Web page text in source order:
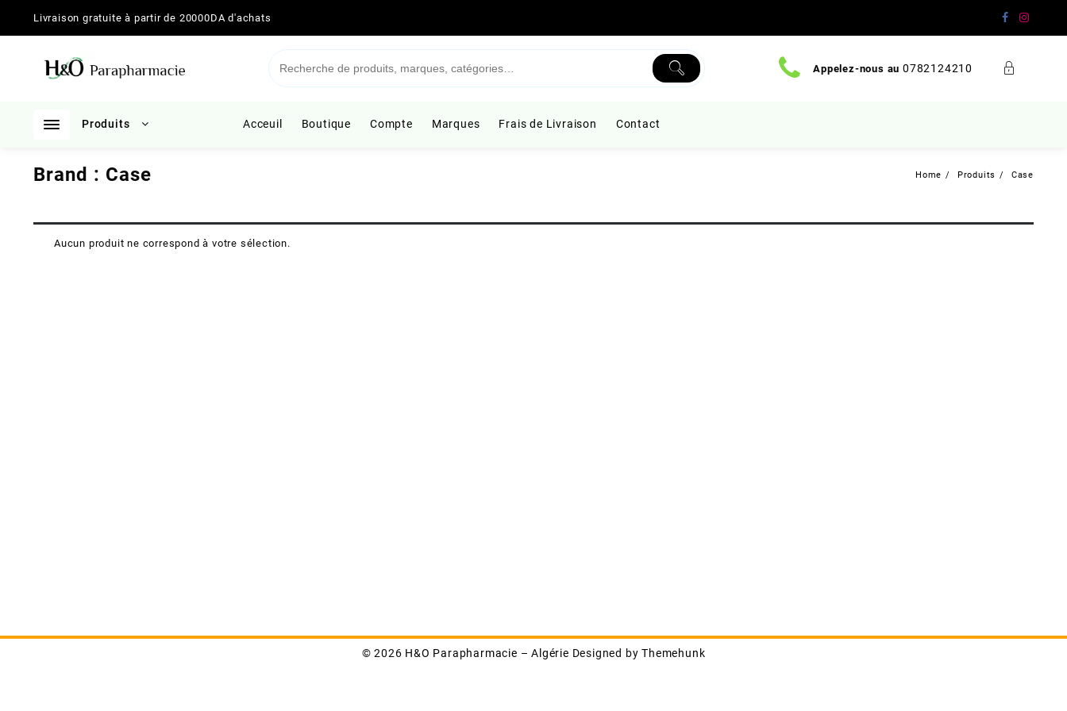
Livraison gratuite à partir de 20000DA d'achats
Appelez-nous au 0782124210
Produits Acceuil Boutique Compte Marques Frais de Livraison Contact
Brand : Case Home Produits Case
Aucun produit ne correspond à votre sélection.
© 2026 H&O Parapharmacie – Algérie Designed by Themehunk